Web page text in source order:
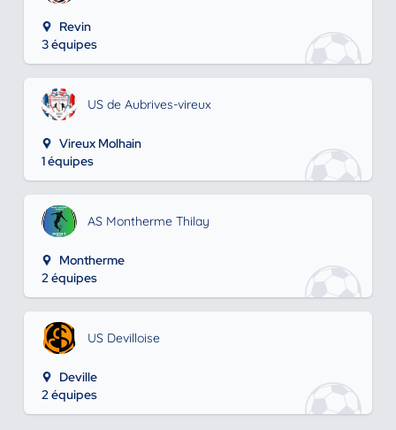
Revin
3 équipes
US de Aubrives-vireux
Vireux Molhain
1 équipes
AS Montherme Thilay
Montherme
2 équipes
US Devilloise
Deville
2 équipes